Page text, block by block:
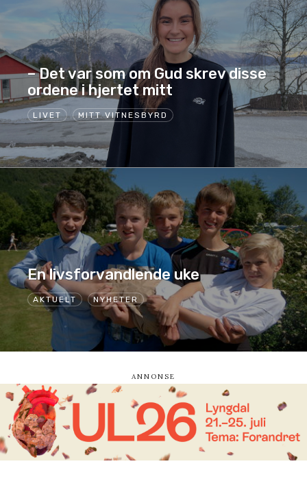
LIVET MITT VITNESBYRD
– Det var som om Gud skrev disse
ordene i hjertet mitt
AKTUELT NYHETER
En livsforvandlende uke